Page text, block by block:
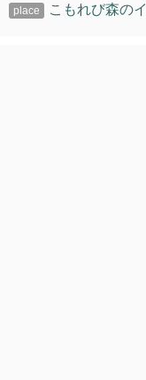
こもれび森の